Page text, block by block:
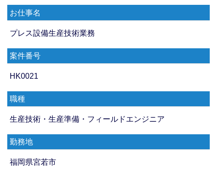
お仕事名
プレス設備生産技術業務
案件番号
HK0021
職種
生産技術・生産準備・フィールドエンジニア
勤務地
福岡県宮若市